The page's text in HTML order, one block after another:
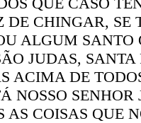
QUE CASO
CHINGAR, SE
ALGUM SANTO
JUDAS, SANTA
ACIMA DE
NOSSO SENHOR
COISAS QUE